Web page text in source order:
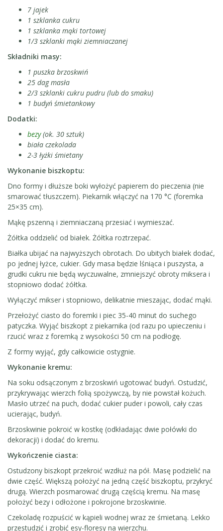
7 jajek
1 szklanka cukru
1 szklanka mąki tortowej
1/3 szklanki mąki ziemniaczanej
Składniki masy:
1 puszka brzoskwiń
25 dag masła
2/3 szklanki cukru pudru (lub do smaku)
1 budyń śmietankowy
Dodatki:
bezy(ok. 30 sztuk)
biała czekolada
2-3 łyżki śmietany
Wykonanie biszkoptu:
Dno formy i dłuższe boki wyłożyć papierem do pieczenia (nie
smarować tłuszczem). Piekarnik włączyć na 170 °C (foremka
25×35 cm).
Mąkę pszenną i ziemniaczaną przesiać i wymieszać.
Żółtka oddzielić od białek. Żółtka roztrzepać.
Białka ubijać na najwyższych obrotach. Do ubitych białek dodać,
po jednej łyżce, cukier. Gdy masa będzie lśniąca i puszysta, a
grudki cukru nie będą wyczuwalne, zmniejszyć obroty miksera i
stopniowo dodać żółtka.
Wyłączyć mikser i stopniowo, delikatnie mieszając, dodać mąki.
Przełożyć ciasto do foremki i piec 35-40 minut do suchego
patyczka. Wyjąć biszkopt z piekarnika (od razu po upieczeniu i
rzucić wraz z foremką z wysokości 50 cm na podłogę.
Z formy wyjąć, gdy całkowicie ostygnie.
Wykonanie kremu:
Na soku odsączonym z brzoskwiń ugotować budyń. Ostudzić,
przykrywając wierzch folią spożywczą, by nie powstał kożuch.
Masło utrzeć na puch, dodać cukier puder i powoli, cały czas
ucierając, budyń.
Brzoskwinie pokroić w kostkę (odkładając dwie połówki do
dekoracji) i dodać do kremu.
Wykończenie ciasta:
Ostudzony biszkopt przekroić wzdłuż na pół. Masę podzielić na
dwie część. Większą położyć na jedną część biszkoptu, przykryć
drugą. Wierzch posmarować drugą częścią kremu. Na masę
położyć bezy i odłożone i pokrojone brzoskwinie.
Czekoladę rozpuścić w kąpieli wodnej wraz ze śmietaną. Lekko
przestudzić i zrobić esy-floresy na wierzchu.